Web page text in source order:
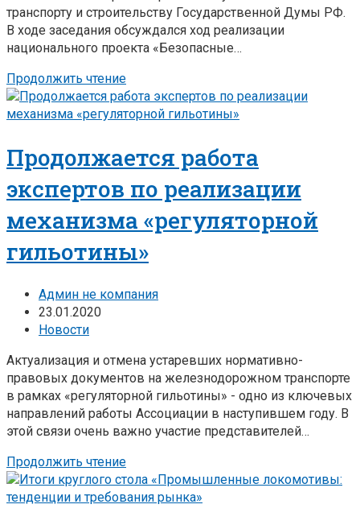
транспорту и строительству Государственной Думы РФ.
В ходе заседания обсуждался ход реализации
национального проекта «Безопасные…
Продолжить чтение
Продолжается работа
экспертов по реализации
механизма «регуляторной
гильотины»
Админ не компания
23.01.2020
Новости
Актуализация и отмена устаревших нормативно-
правовых документов на железнодорожном транспорте
в рамках «регуляторной гильотины» - одно из ключевых
направлений работы Ассоциации в наступившем году. В
этой связи очень важно участие представителей…
Продолжить чтение